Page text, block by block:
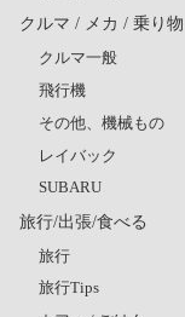
クルマ / メカ / 乗り物
クルマ一般
飛行機
その他、機械もの
レイバック
SUBARU
旅行/出張/食べる
旅行
旅行Tips